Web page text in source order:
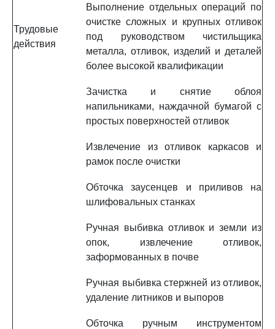
Трудовые
действия
Выполнение отдельных операций по
очистке сложных и крупных отливок
под руководством чистильщика
металла, отливок, изделий и деталей
более высокой квалификации
Зачистка и снятие облоя
напильниками, наждачной бумагой с
простых поверхностей отливок
Извлечение из отливок каркасов и
рамок после очистки
Обточка заусенцев и приливов на
шлифовальных станках
Ручная выбивка отливок и земли из
опок, извлечение отливок,
заформованных в почве
Ручная выбивка стержней из отливок,
удаление литников и выпоров
Обточка ручным инструментом